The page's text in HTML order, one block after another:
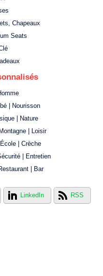
Chapeaux
Seats
| Nourisson
| Nature
| Loisir
| Crèche
| Entretien
| Bar
LinkedIn RSS